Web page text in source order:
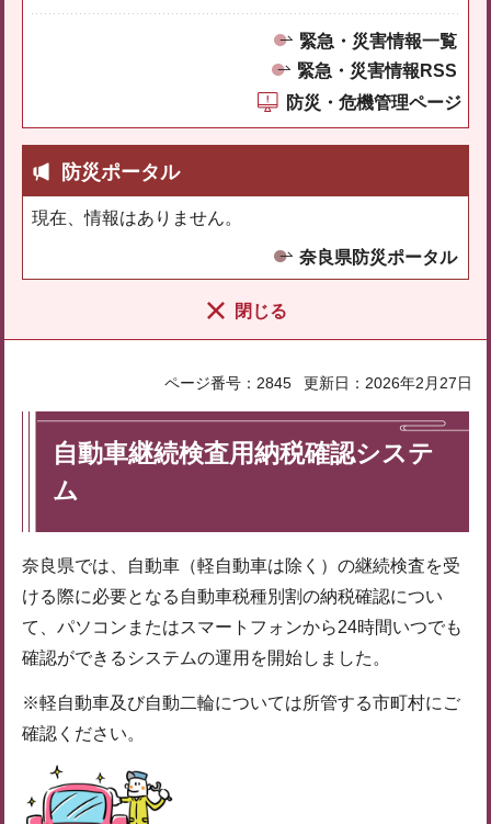
緊急・災害情報一覧
緊急・災害情報RSS
防災・危機管理ページ
防災ポータル
現在、情報はありません。
奈良県防災ポータル
閉じる
ページ番号：2845 更新日：2026年2月27日
自動車継続検査用納税確認システ
ム
奈良県では、自動車（軽自動車は除く）の継続検査を受
ける際に必要となる自動車税種別割の納税確認につい
て、パソコンまたはスマートフォンから24時間いつでも
確認ができるシステムの運用を開始しました。
※軽自動車及び自動二輪については所管する市町村にご
確認ください。